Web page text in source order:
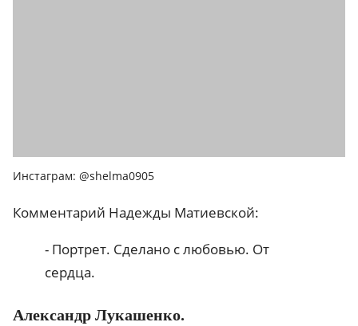
Инстаграм: @shelma0905
Комментарий Надежды Матиевской:
- Портрет. Сделано с любовью. От
сердца.
Александр Лукашенко.